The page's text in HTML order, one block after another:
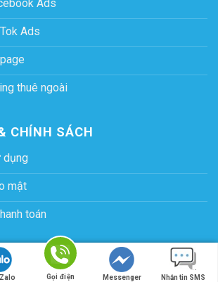
Ads
Ads
thuê ngoài
CHÍNH SÁCH
dụng
mật
toán
2026 © Mambo.vn
Gọi điện Messenger Nhắn tin SMS